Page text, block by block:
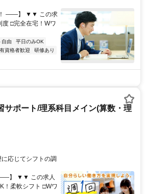
！ ――】 ▼▼ この求
□完全在宅！Wワ
自由
平日のみOK
有資格者歓迎
研修あり
サポート/理系科目メイン(算数・理
応じてシフトの調
――】 ▼▼ この求人
！柔軟シフト □Wワ